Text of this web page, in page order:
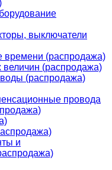
выключатели
времени (распродажа)
величин (распродажа)
воды (распродажа)
провода
и